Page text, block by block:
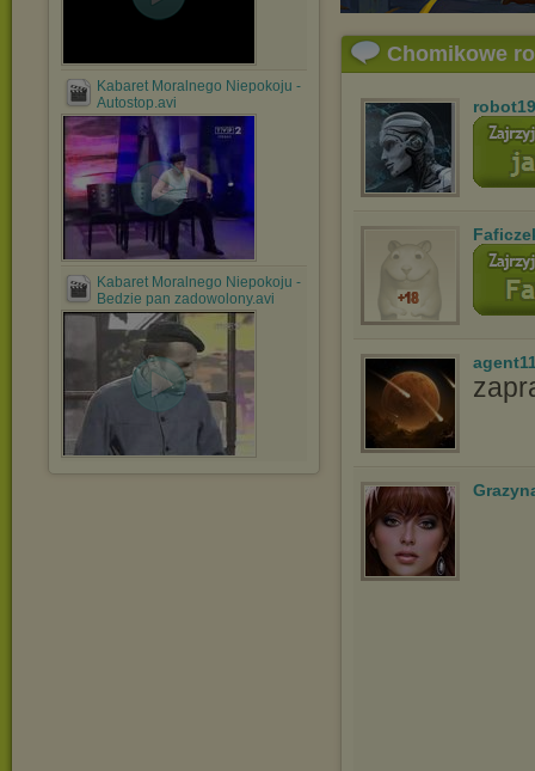
Kabaret Moralnego Niepokoju -
Autostop.avi
Kabaret Moralnego Niepokoju -
Bedzie pan zadowolony.avi
Chomikowe